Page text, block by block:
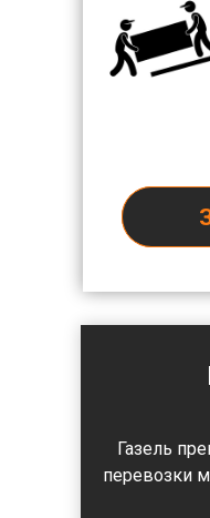
Газель
перевозки